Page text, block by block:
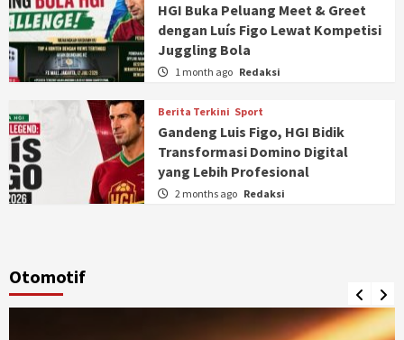
HGI Buka Peluang Meet & Greet
dengan Luís Figo Lewat Kompetisi
Juggling Bola
1 month ago Redaksi
Berita Terkini Sport
Gandeng Luis Figo, HGI Bidik
Transformasi Domino Digital
yang Lebih Profesional
2 months ago Redaksi
Otomotif